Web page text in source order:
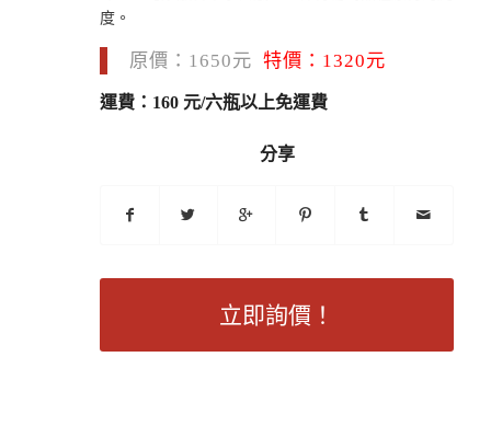
度。
原價：1650元 特價：1320元
運費：160 元/六瓶以上免運費
分享
立即詢價！